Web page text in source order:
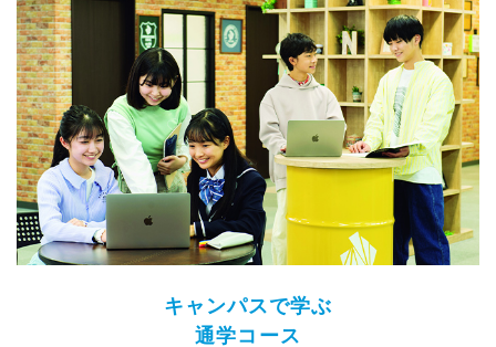
キャンパスで学ぶ
通学コース